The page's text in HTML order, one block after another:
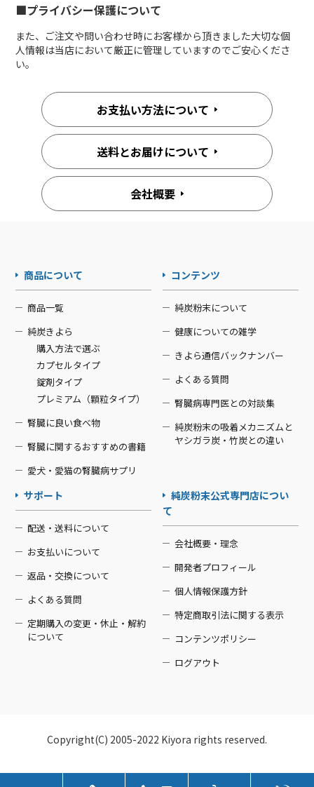
■プライバシー保護について
また、ご注文や問い合わせ時にお客様から頂きました大切な個
人情報は当店において厳正に管理していますのでご安心くださ
い。
お支払い方法について
送料とお届けについて
会社概要
商品について
商品一覧
純炭きよら
購入方法で選ぶ
カプセルタイプ
錠剤タイプ
プレミアム（顆粒タイプ）
腎臓に良い食べ物
腎臓に関するおすすめの書籍
愛犬・愛猫の腎臓病サプリ
コンテンツ
純炭粉末について
健康についての雑学
きよら通信バックナンバー
よくある質問
腎臓病専門医との対談集
純炭粉末の吸着メカニズムと
ヤシガラ炭・竹炭との違い
サポート
配送・送料について
お支払いについて
返品・交換について
よくある質問
定期購入の変更・休止・解約
について
純炭粉末公式専門店につい
て
会社概要・理念
開発者プロフィール
個人情報保護方針
特定商取引法に関する表示
コンテンツポリシー
ログアウト
Copyright(C) 2005-2022 Kiyora rights reserved.